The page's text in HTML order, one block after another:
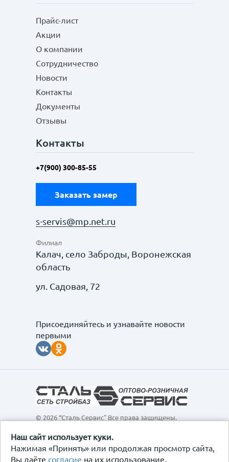
Наш сайт использует куки.
Нажимая «Принять» или продолжая просмотр сайта,
Вы даёте согласие на их использование.
Прайс-лист
Акции
О компании
Сотрудничество
Новости
Контакты
Документы
Отзывы
Контакты
+7(900) 300-85-55
Заказать замер
s-servis@mp.net.ru
Филиал
Калач, село Заброды, Воронежская
область
ул. Садовая, 72
Присоединяйтесь и узнавайте новости
первыми
© 2026 “Сталь Сервис" Все права защищены.
интернет-сайт, а также вся информация о товарах и
ценах, предоставленная на нём, носит
исключительно информационный характер и ни при